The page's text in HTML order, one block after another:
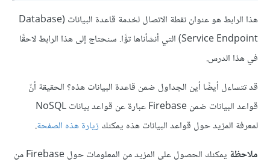
هذا الرابط هو عنوان نقطة الاتصال لخدمة قاعدة البيانات (Database
Service Endpoint) التي أنشأناها توًّا. سنحتاج إلى هذا الرابط لاحقًا
في هذا الدرس.
قد تتساءل أيضًا أين الجداول ضمن قاعدة البيانات هذه؟ الحقيقة أنّ
قواعد البيانات ضمن Firebase عبارة عن قواعد بيانات NoSQL
لمعرفة المزيد حول قواعد البيانات هذه يمكنك زيارة هذه الصفحة.
ملاحظة
يمكنك الحصول على المزيد من المعلومات حول Firebase من